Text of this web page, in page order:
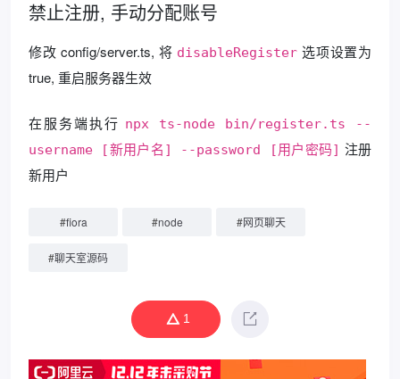
禁止注册, 手动分配账号
修改 config/server.ts, 将 disableRegister 选项设置为
true, 重启服务器生效
在服务端执行 npx ts-node bin/register.ts --
username [新用户名] --password [用户密码] 注册
新用户
#fiora #node #网页聊天
#聊天室源码
1